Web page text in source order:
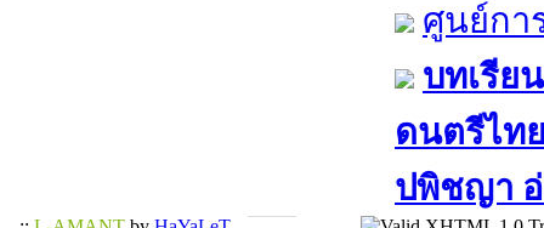
ศูนย์กา
บทเรีย
ดนตรีไท
ปพิชญา​ อ่